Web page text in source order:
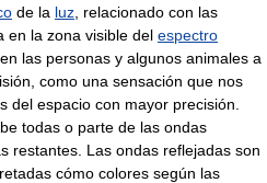
de la luz , relacionado con las
en la zona visible del espectro
las personas y algunos animales a
como una sensación que nos
del espacio con mayor precisión.
todas o parte de las ondas
restantes. Las ondas reflejadas son
cómo colores según las